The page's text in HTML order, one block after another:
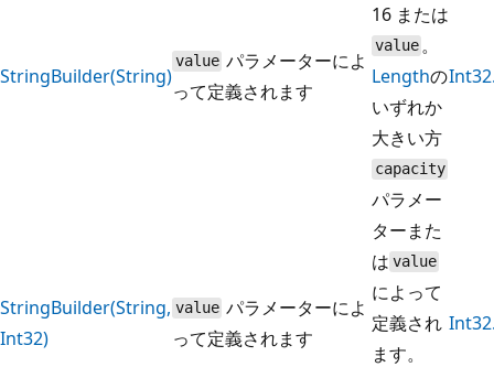
StringBuilder(String)
value パラメーターによ
って定義されます
16 または
value 。
Lengthの
いずれか
大きい方
StringBuilder(String,
Int32)
value パラメーターによ
って定義されます
capacity
パラメー
ターまた
は value
によって
定義され
ます。